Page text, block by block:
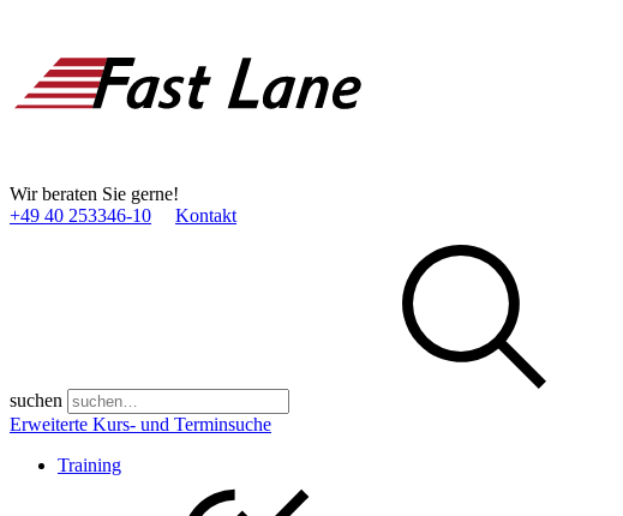
Wir beraten Sie gerne!
+49 40 253346­-10
Kontakt
suchen
Erweiterte Kurs- und Terminsuche
Training